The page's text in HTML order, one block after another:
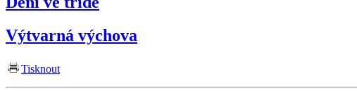
Výtvarná výchova
Tisknout